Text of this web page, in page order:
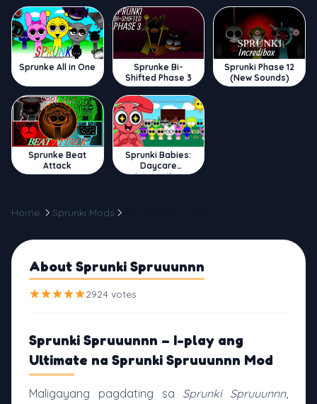
Sprunke All in One
Sprunke Bi-
Shifted Phase 3
Sprunki Phase 12
(New Sounds)
Sprunke Beat
Attack
Sprunki Babies:
Daycare
Interactive
Home Sprunki Mods
About Sprunki Spruuunnn
2924 votes
Sprunki Spruuunnn – I-play ang
Ultimate na Sprunki Spruuunnn Mod
Maligayang pagdating sa Sprunki Spruuunnn,